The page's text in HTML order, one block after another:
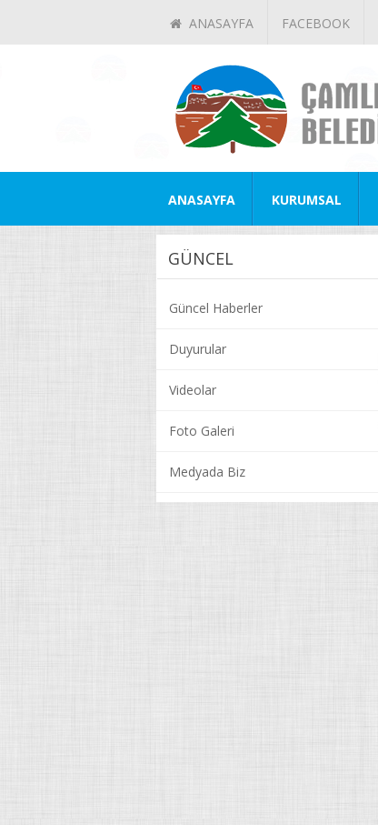
ANASAYFA FACEBOOK
ANASAYFA KURUMSAL
GÜNCEL
Güncel Haberler
Duyurular
Videolar
Foto Galeri
Medyada Biz